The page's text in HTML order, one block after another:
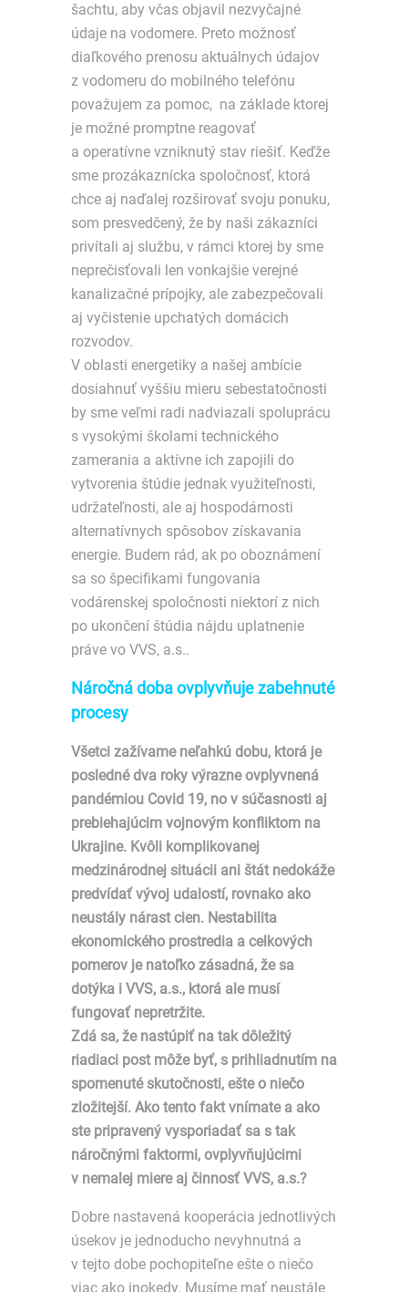
šachtu, aby včas objavil nezvyčajné
údaje na vodomere. Preto možnosť
diaľkového prenosu aktuálnych údajov
z vodomeru do mobilného telefónu
považujem za pomoc, na základe ktorej
je možné promptne reagovať
a operatívne vzniknutý stav riešiť. Keďže
sme prozákaznícka spoločnosť, ktorá
chce aj naďalej rozširovať svoju ponuku,
som presvedčený, že by naši zákazníci
privítali aj službu, v rámci ktorej by sme
neprečisťovali len vonkajšie verejné
kanalizačné prípojky, ale zabezpečovali
aj vyčistenie upchatých domácich
rozvodov.
V oblasti energetiky a našej ambície
dosiahnuť vyššiu mieru sebestatočnosti
by sme veľmi radi nadviazali spoluprácu
s vysokými školami technického
zamerania a aktívne ich zapojili do
vytvorenia štúdie jednak využiteľnosti,
udržateľnosti, ale aj hospodárnosti
alternatívnych spôsobov získavania
energie. Budem rád, ak po oboznámení
sa so špecifikami fungovania
vodárenskej spoločnosti niektorí z nich
po ukončení štúdia nájdu uplatnenie
práve vo VVS, a.s..
Náročná doba ovplyvňuje zabehnuté
procesy
Všetci zažívame neľahkú dobu, ktorá je
posledné dva roky výrazne ovplyvnená
pandémiou Covid 19, no v súčasnosti aj
prebiehajúcim vojnovým konfliktom na
Ukrajine. Kvôli komplikovanej
medzinárodnej situácii ani štát nedokáže
predvídať vývoj udalostí, rovnako ako
neustály nárast cien. Nestabilita
ekonomického prostredia a celkových
pomerov je natoľko zásadná, že sa
dotýka i VVS, a.s., ktorá ale musí
fungovať nepretržite.
Zdá sa, že nastúpiť na tak dôležitý
riadiaci post môže byť, s prihliadnutím na
spomenuté skutočnosti, ešte o niečo
zložitejší. Ako tento fakt vnímate a ako
ste pripravený vysporiadať sa s tak
náročnými faktormi, ovplyvňujúcimi
v nemalej miere aj činnosť VVS, a.s.?
Dobre nastavená kooperácia jednotlivých
úsekov je jednoducho nevyhnutná a
v tejto dobe pochopiteľne ešte o niečo
viac ako inokedy. Musíme mať neustále